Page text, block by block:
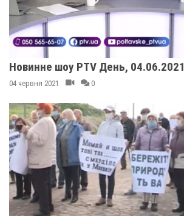
Новинне шоу PTV День, 04.06.2021
04 червня 2021 0